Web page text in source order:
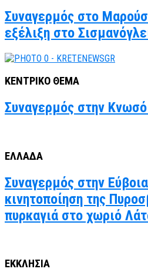
Συναγερμός στο
εξέλιξη στο
ΚΕΝΤΡΙΚΟ ΘΕΜΑ
Συναγερμός στην
ΕΛΛΑΔΑ
Συναγερμός στην
κινητοποίηση της
πυρκαγιά στο χωριό
ΕΚΚΛΗΣΙΑ